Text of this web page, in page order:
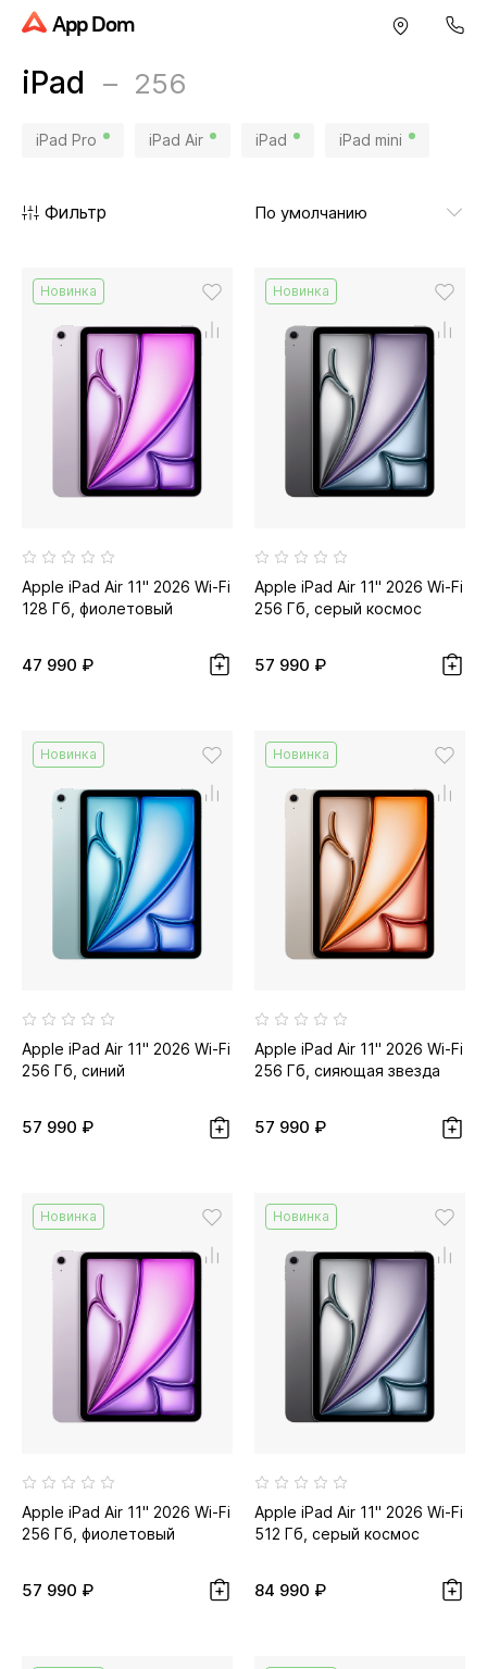
App Dom
iPad 256
iPad Pro iPad Air iPad iPad mini
Новинка
Apple iPad Air 11" 2026 Wi-Fi
128 Гб, фиолетовый
47 990 ₽
Новинка
Apple iPad Air 11" 2026 Wi-Fi
256 Гб, серый космос
57 990 ₽
Новинка
Apple iPad Air 11" 2026 Wi-Fi
256 Гб, синий
57 990 ₽
Новинка
Apple iPad Air 11" 2026 Wi-Fi
256 Гб, сияющая звезда
57 990 ₽
Новинка
Apple iPad Air 11" 2026 Wi-Fi
256 Гб, фиолетовый
57 990 ₽
Новинка
Apple iPad Air 11" 2026 Wi-Fi
512 Гб, серый космос
84 990 ₽
Фильтр